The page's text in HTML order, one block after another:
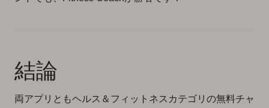
結論
両アプリともヘルス＆フィットネスカテゴリの無料チャ